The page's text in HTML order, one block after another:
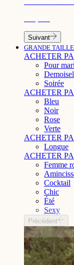
Suivant
GRANDE TAILLE
ACHETER
Pour
Soirée
ACHETER
Bleu
Noir
Rose
Verte
ACHETER
Longue
ACHETER
Femme
Cocktail
Chic
Été
Sexy
Précédent